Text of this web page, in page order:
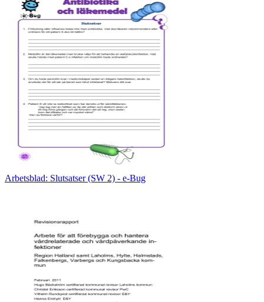
Arbetsblad: Slutsatser (SW 2) - e-Bug